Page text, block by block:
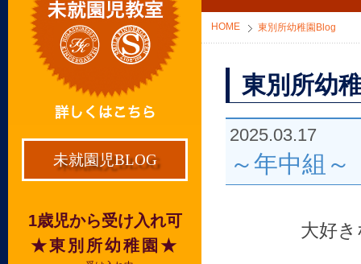
HOME 東別所幼稚園Blog
東別所幼
2025.03.17
～年中組～
大好
未就園児BLOG
1歳児から受け入れ可
★東別所幼稚園★